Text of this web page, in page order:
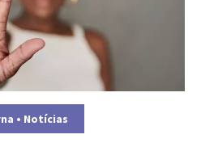
• Notícias